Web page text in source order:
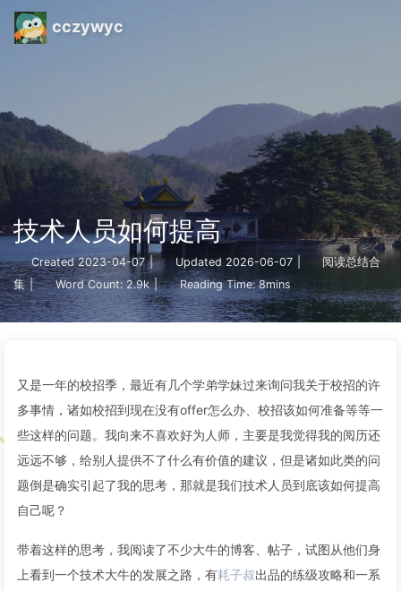
cczywyc
技术人员如何提高
Created 2023-04-07 | Updated 2026-06-07
阅读总结合
集 | Word Count: 2.9k | Reading Time: 8mins
又是一年的校招季，最近有几个学弟学妹过来询问我关于校招的许
多事情，诸如校招到现在没有offer怎么办、校招该如何准备等等一
些这样的问题。我向来不喜欢好为人师，主要是我觉得我的阅历还
远远不够，给别人提供不了什么有价值的建议，但是诸如此类的问
题倒是确实引起了我的思考，那就是我们技术人员到底该如何提高
自己呢？
带着这样的思考，我阅读了不少大牛的博客、帖子，试图从他们身
上看到一个技术大牛的发展之路，有耗子叔出品的练级攻略和一系